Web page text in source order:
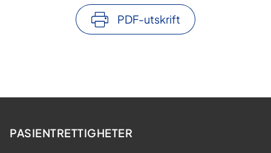
PDF-utskrift
PASIENTRETTIGHETER